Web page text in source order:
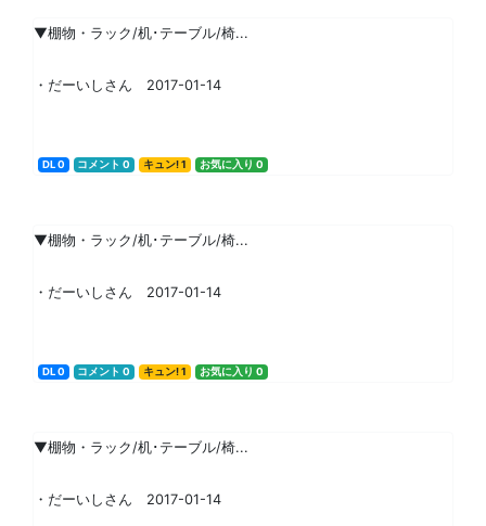
▼棚物・ラック/机･テーブル/椅...
・だーいしさん 2017-01-14
DL 0 コメント 0 キュン! 1 お気に入り 0
▼棚物・ラック/机･テーブル/椅...
・だーいしさん 2017-01-14
DL 0 コメント 0 キュン! 1 お気に入り 0
▼棚物・ラック/机･テーブル/椅...
・だーいしさん 2017-01-14